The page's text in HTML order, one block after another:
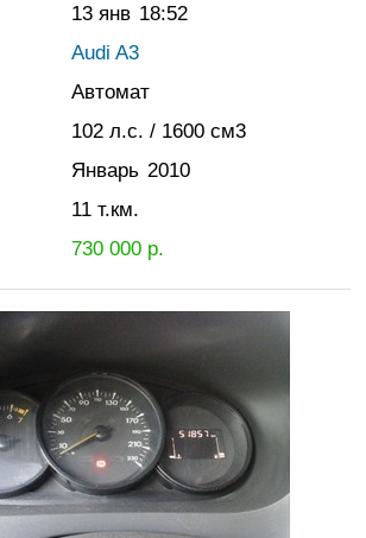
13 янв 18:52
Audi A3
Автомат
102 л.с. / 1600 см3
Январь 2010
11 т.км.
730 000р.